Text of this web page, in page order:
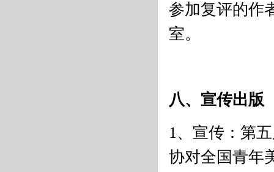
参加复评的作
室。
八、宣传出版
1、宣传：第
协对全国青年